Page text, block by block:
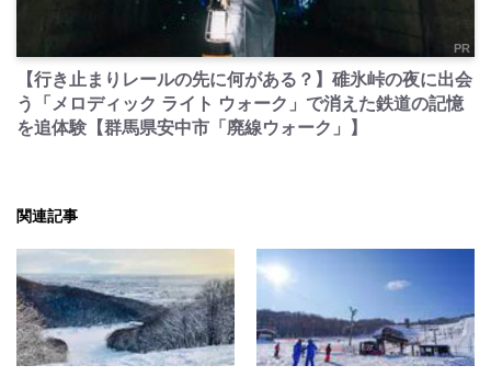
PR
【行き止まりレールの先に何がある？】碓氷峠の夜に出会
う「メロディック ライト ウォーク」で消えた鉄道の記憶
を追体験【群馬県安中市「廃線ウォーク」】
関連記事